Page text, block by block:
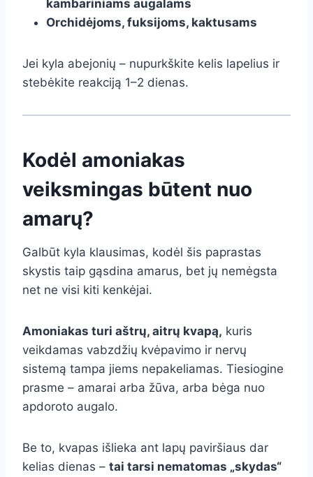
kambariniams augalams
Orchidėjoms, fuksijoms, kaktusams
Jei kyla abejonių – nupurkškite kelis lapelius ir
stebėkite reakciją 1–2 dienas.
Kodėl amoniakas
veiksmingas būtent nuo
amarų?
Galbūt kyla klausimas, kodėl šis paprastas
skystis taip gąsdina amarus, bet jų nemėgsta
net ne visi kiti kenkėjai.
Amoniakas turi aštrų, aitrų kvapą, kuris
veikdamas vabzdžių kvėpavimo ir nervų
sistemą tampa jiems nepakeliamas. Tiesiogine
prasme – amarai arba žūva, arba bėga nuo
apdoroto augalo.
Be to, kvapas išlieka ant lapų paviršiaus dar
kelias dienas – tai tarsi nematomas „skydas“